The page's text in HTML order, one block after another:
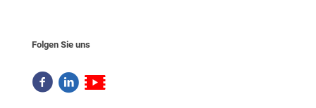
Folgen Sie uns